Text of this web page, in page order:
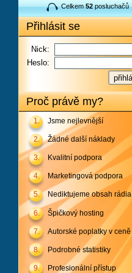
Celkem52posluchačů
Přihlásit se
Nick:
Heslo:
Proč právě my?
1. Jsme nejlevnější
2. Žádné další náklady
3. Kvalitní podpora
4. Marketingová podpora
5. Nediktujeme obsah rádia
6. Špičkový hosting
7. Autorské poplatky v ceně
8. Podrobné statistiky
9. Profesionální přístup